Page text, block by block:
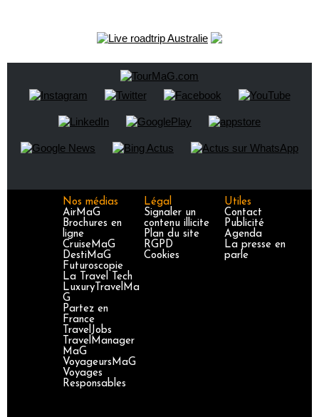
Nos médias
AirMaG
Brochures en
ligne
CruiseMaG
DestiMaG
Futuroscopie
La Travel Tech
LuxuryTravelMa
G
Partez en
France
TravelJobs
TravelManager
MaG
VoyageursMaG
Voyages
Responsables
Légal
Signaler un
contenu illicite
Plan du site
RGPD
Cookies
Utiles
Contact
Publicité
Agenda
La presse en
parle